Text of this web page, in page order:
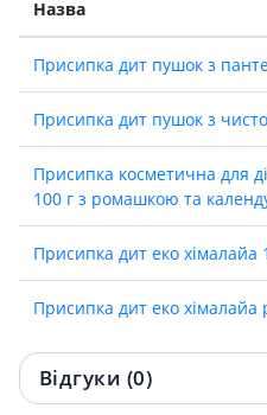
Назва
Присипка дит пушок з
Присипка дит пушок з
Присипка косметична для
100 г з ромашкою та
Присипка дит еко хімалайа
Присипка дит еко хімалайа
Відгуки (0)